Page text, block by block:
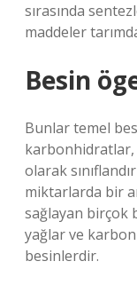
sırasında
maddeler
Besin
Bunlar temel
karbonhidratlar,
olarak
miktarlarda bir
sağlayan birçok
yağlar ve
besinlerdir.